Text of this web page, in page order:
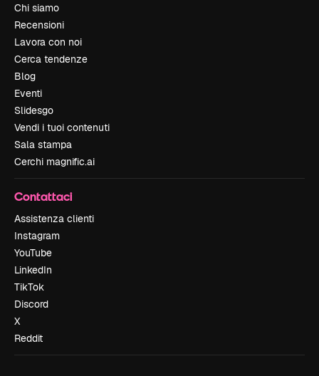
Chi siamo
Recensioni
Lavora con noi
Cerca tendenze
Blog
Eventi
Slidesgo
Vendi i tuoi contenuti
Sala stampa
Cerchi magnific.ai
Contattaci
Assistenza clienti
Instagram
YouTube
LinkedIn
TikTok
Discord
X
Reddit